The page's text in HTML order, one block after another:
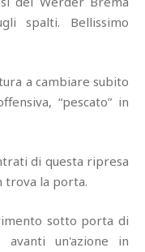
spalti. Bellissimo
a cambiare subito
“pescato” in
di questa ripresa
trova la porta.
sotto porta di
un'azione in